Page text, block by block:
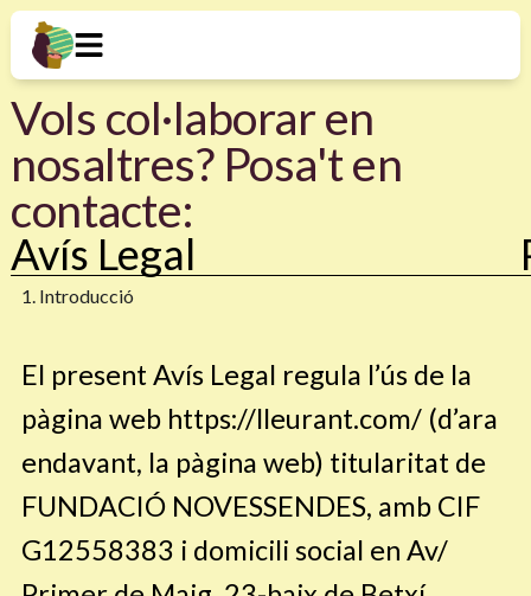
Vols col·laborar en
nosaltres? Posa't en
contacte:
Avís Legal​
1. Introducció
El present Avís Legal regula l’ús de la
pàgina web https://lleurant.com/ (d’ara
endavant, la pàgina web) titularitat de
FUNDACIÓ NOVESSENDES, amb CIF
G12558383 i domicili social en Av/